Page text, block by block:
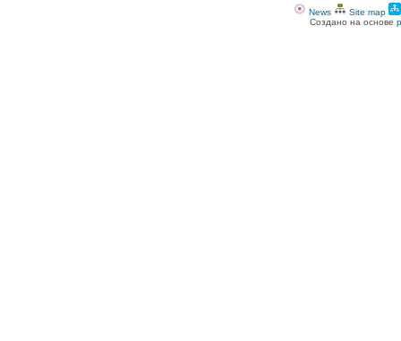
News Site map
Создано на основе